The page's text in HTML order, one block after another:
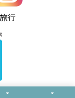
旅行